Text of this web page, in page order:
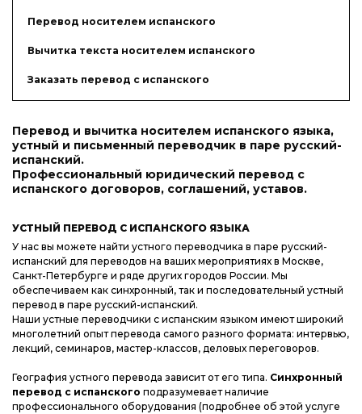
Перевод носителем испанского
Вычитка текста носителем испанского
Заказать перевод с испанского
Перевод и вычитка носителем испанского языка,
устный и письменный переводчик в паре русский-
испанский.
Профессиональный юридический перевод с
испанского договоров, соглашений, уставов.
УСТНЫЙ ПЕРЕВОД С ИСПАНСКОГО ЯЗЫКА
У нас вы можете найти устного переводчика в паре русский-
испанский для переводов на ваших мероприятиях в Москве,
Санкт-Петербурге и ряде других городов России. Мы
обеспечиваем как синхронный, так и последовательный устный
перевод в паре русский-испанский.
Наши устные переводчики с испанским языком имеют широкий
многолетний опыт перевода самого разного формата: интервью,
лекций, семинаров, мастер-классов, деловых переговоров.
География устного перевода зависит от его типа. Синхронный
перевод с испанского подразумевает наличие
профессионального оборудования (подробнее об этой услуге